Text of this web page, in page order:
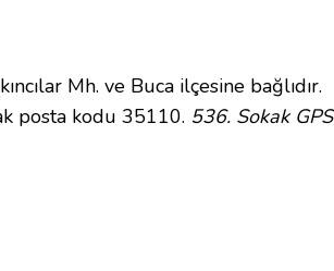
Mh. ve Buca ilçesine bağlıdır.
posta kodu 35110. 536. Sokak GPS